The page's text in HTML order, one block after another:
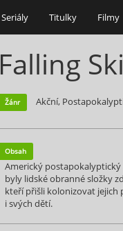
Seriály Titulky Filmy
Falling
Žánr Akční,
Obsah
Americký postapokalyptický
byly lidské obranné složky
kteří přišli kolonizovat jejich
i svých dětí.